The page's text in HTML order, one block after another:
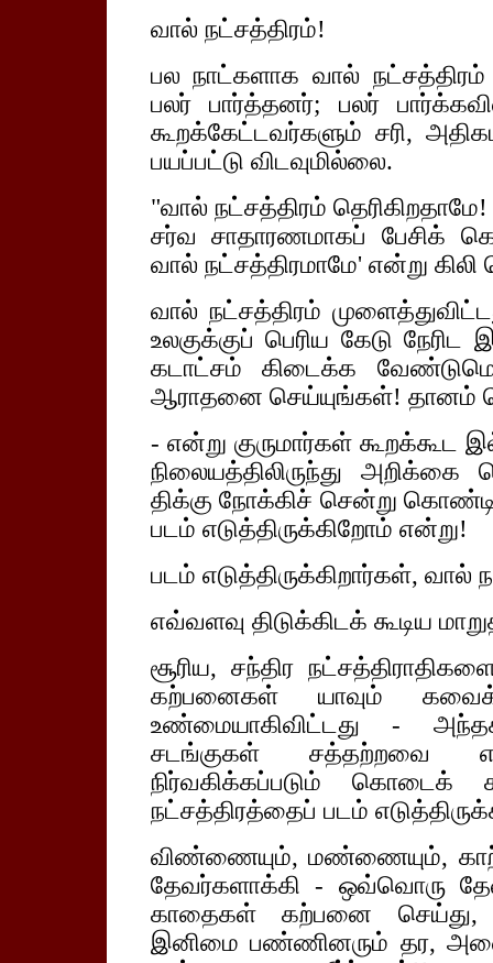
வால் நட்சத்திரம்!
பல நாட்களாக வால்
பலர் பார்த்தனர்; பலர்
கூறக்கேட்டவர்களும் சரி,
பயப்பட்டு விடவுமில்லை.
"வால் நட்சத்திரம்
சர்வ சாதாரணமாகப் பேசிக்
வால் நட்சத்திரமாமே' என்று
வால் நட்சத்திரம்
உலகுக்குப் பெரிய கேடு
கடாட்சம் கிடைக்க
ஆராதனை செய்யுங்கள்! தானம்
- என்று குருமார்கள்
நிலையத்திலிருந்து
திக்கு நோக்கிச் சென்று
படம் எடுத்திருக்கிறோம் என்று!
படம் எடுத்திருக்கிறார்கள், வால்
எவ்வளவு திடுக்கிடக் கூடிய
சூரிய, சந்திர
கற்பனைகள் யாவும்
உண்மையாகிவிட்டது -
சடங்குகள் சத்தற்றவை
நிர்வகிக்கப்படும்
நட்சத்திரத்தைப் படம்
விண்ணையும், மண்ணையும்,
தேவர்களாக்கி - ஒவ்வொரு
காதைகள் கற்பனை செய்து,
இனிமை பண்ணினரும் தர,